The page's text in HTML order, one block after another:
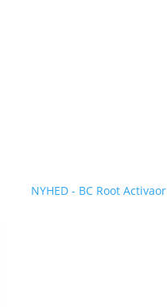
NYHED - BC Root